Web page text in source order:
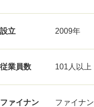
設立 2009年
従業員数 101人以上
ファイナン
ファイナ